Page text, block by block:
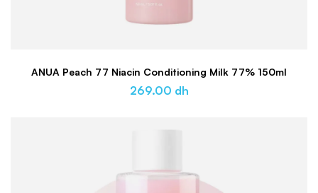
ANUA Peach 77 Niacin Conditioning Milk 77% 150ml
269.00 dh